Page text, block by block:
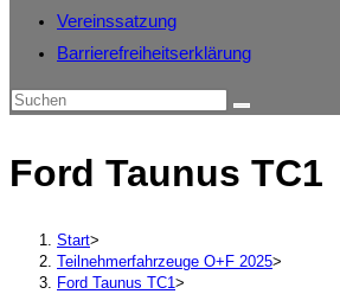
Vereinssatzung
Barrierefreiheitserklärung
Ford Taunus TC1
Start>
Teilnehmerfahrzeuge O+F 2025>
Ford Taunus TC1>